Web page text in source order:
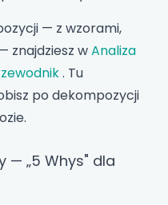
— z wzorami,
znajdziesz wAnaliza
. Tu
po dekompozycji
— „5 Whys" dla